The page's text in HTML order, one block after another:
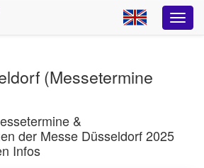
(Messetermine
&
der Messe Düsseldorf 2025
Infos